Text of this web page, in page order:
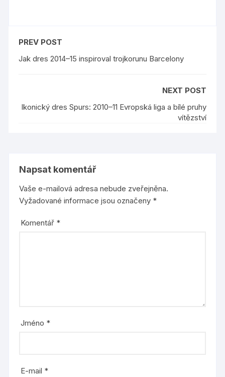
PREV POST
Jak dres 2014–15 inspiroval trojkorunu Barcelony
NEXT POST
Ikonický dres Spurs: 2010–11 Evropská liga a bílé pruhy
vítězství
Napsat komentář
Vaše e-mailová adresa nebude zveřejněna.
Vyžadované informace jsou označeny *
Komentář *
Jméno *
E-mail *